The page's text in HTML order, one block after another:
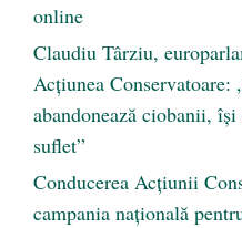
online
Claudiu Târziu,
Acțiunea Conservatoare:
abandonează ciobanii,
suflet”
Conducerea Acțiunii
campania națională